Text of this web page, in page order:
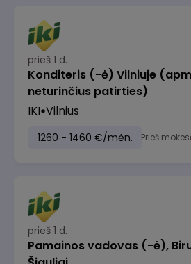
prieš 1 d.
Konditeris (-ė) Vilniuje
neturinčius patirties)
IKI Vilnius
1260 - 1460 €/mėn. Prieš
prieš 1 d.
Pamainos vadovas (-ė),